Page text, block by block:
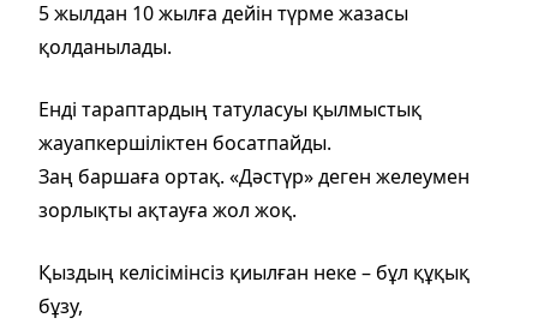
5 жылдан 10 жылға дейін түрме жазасы
қолданылады.
Енді тараптардың татуласуы қылмыстық
жауапкершіліктен босатпайды.
Заң баршаға ортақ. «Дәстүр» деген желеумен
зорлықты ақтауға жол жоқ.
Қыздың келісімінсіз қиылған неке – бұл құқық
бұзу,